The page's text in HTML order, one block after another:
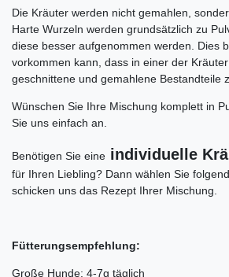
Die Kräuter werden nicht gemahlen,
Harte Wurzeln werden grundsätzlich zu
diese besser aufgenommen werden. Dies
vorkommen kann, dass in einer der
geschnittene und gemahlene Bestandteile
Wünschen Sie Ihre Mischung komplett in
Sie uns einfach an.
Benötigen Sie eine individuelle
für Ihren Liebling? Dann wählen Sie
schicken uns das Rezept Ihrer Mischung.
Fütterungsempfehlung:
Große Hunde: 4-7g täglich